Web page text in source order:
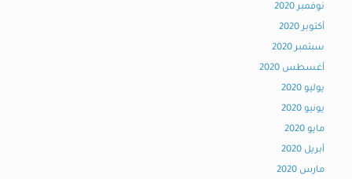
نوفمبر 2020
أكتوبر 2020
سبتمبر 2020
أغسطس 2020
يوليو 2020
يونيو 2020
مايو 2020
أبريل 2020
مارس 2020